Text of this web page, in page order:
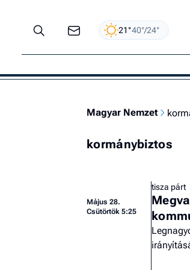
21°40°/24°
Magyar Nemzet
kormánybiztos
Május 28.
Csütörtök 5:25
tisza párt